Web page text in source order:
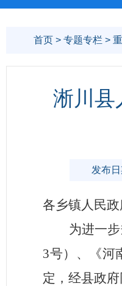
首页 > 专题专栏 >
淅川县
发布
各乡镇人民
为进一
3号）、《河
定，经县政